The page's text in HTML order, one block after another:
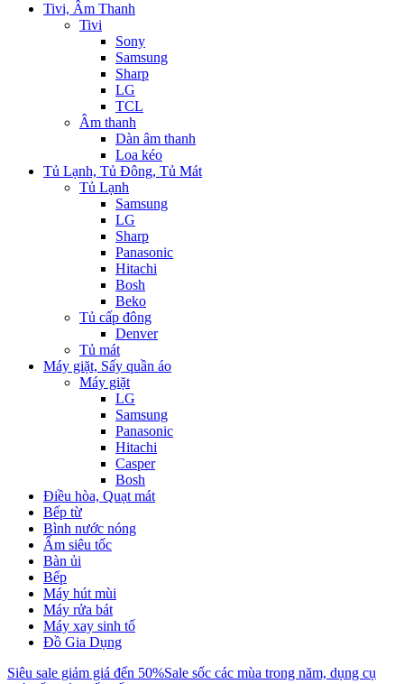
Tivi, Âm Thanh
Tivi
Sony
Samsung
Sharp
LG
TCL
Âm thanh
Dàn âm thanh
Loa kéo
Tủ Lạnh, Tủ Đông, Tủ Mát
Tủ Lạnh
Samsung
LG
Sharp
Panasonic
Hitachi
Bosh
Beko
Tủ cấp đông
Denver
Tủ mát
Máy giặt, Sấy quần áo
Máy giặt
LG
Samsung
Panasonic
Hitachi
Casper
Bosh
Điều hòa, Quạt mát
Bếp từ
Bình nước nóng
Ấm siêu tốc
Bàn ủi
Bếp
Máy hút mùi
Máy rửa bát
Máy xay sinh tố
Đồ Gia Dụng
Siêu sale giảm giá đến 50%Sale sốc các mùa trong năm, dụng cụ